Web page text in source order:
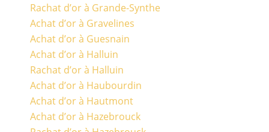
Rachat d’or à Grande-Synthe
Achat d’or à Gravelines
Achat d’or à Guesnain
Achat d’or à Halluin
Rachat d’or à Halluin
Achat d’or à Haubourdin
Achat d’or à Hautmont
Achat d’or à Hazebrouck